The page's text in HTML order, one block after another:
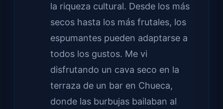
la riqueza cultural. Desde los más
secos hasta los más frutales, los
espumantes pueden adaptarse a
todos los gustos. Me vi
disfrutando un cava seco en la
terraza de un bar en Chueca,
donde las burbujas bailaban al